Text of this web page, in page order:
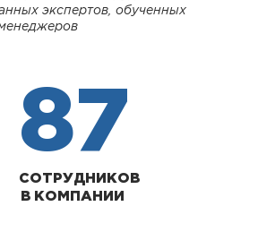
экспертов, обученных
87
СОТРУДНИКОВ
В КОМПАНИИ